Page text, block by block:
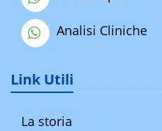
Analisi Cliniche
Link Utili
La storia